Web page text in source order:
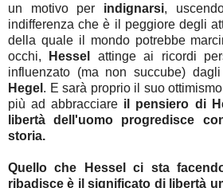
un motivo per indignarsi,
indifferenza che è il peggiore degli
della quale il mondo potrebbe
occhi,
Hessel
attinge ai ricordi
influenzato (ma non succube)
Hegel . E sarà proprio il suo
più ad abbracciare il pensiero di
libertà dell'uomo progredisce
storia.
Quello che Hessel ci sta
ribadisce è il significato di libertà